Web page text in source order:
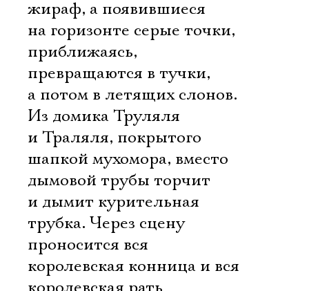
жираф, а появившиеся
на горизонте серые точки,
приближаясь,
превращаются в тучки,
а потом в летящих слонов.
Из домика Труляля
и Траляля, покрытого
шапкой мухомора, вместо
дымовой трубы торчит
и дымит курительная
трубка. Через сцену
проносится вся
королевская конница и вся